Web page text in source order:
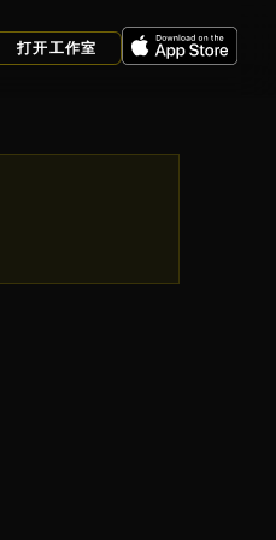
打开工作室